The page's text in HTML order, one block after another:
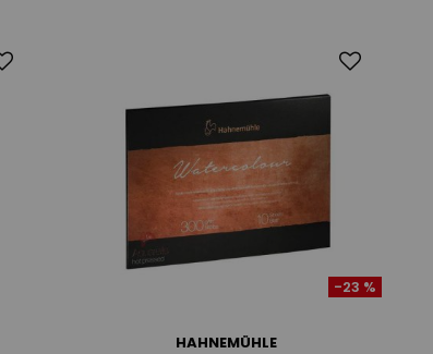
-23 %
HAHNEMÜHLE